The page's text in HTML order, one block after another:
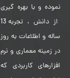
نموده و با بهره گیری
از دانش ، تجربه 13
ساله و اطلاعات به روز
در زمینه معماری و نرم
افزارهای کاربردی که